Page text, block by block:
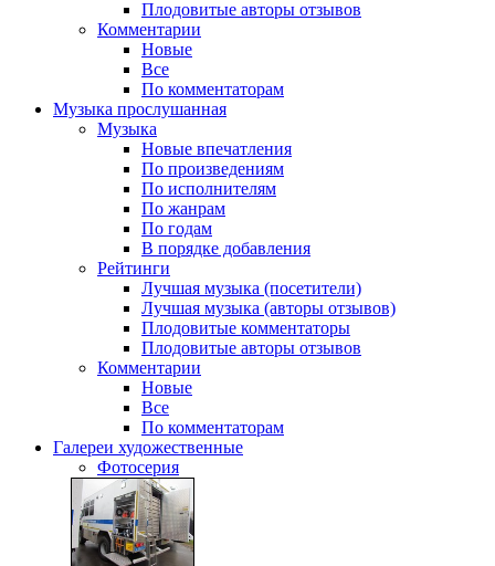
Плодовитые авторы отзывов
Комментарии
Новые
Все
По комментаторам
Музыка прослушанная
Музыка
Новые впечатления
По произведениям
По исполнителям
По жанрам
По годам
В порядке добавления
Рейтинги
Лучшая музыка (посетители)
Лучшая музыка (авторы отзывов)
Плодовитые комментаторы
Плодовитые авторы отзывов
Комментарии
Новые
Все
По комментаторам
Галереи художественные
Фотосерия